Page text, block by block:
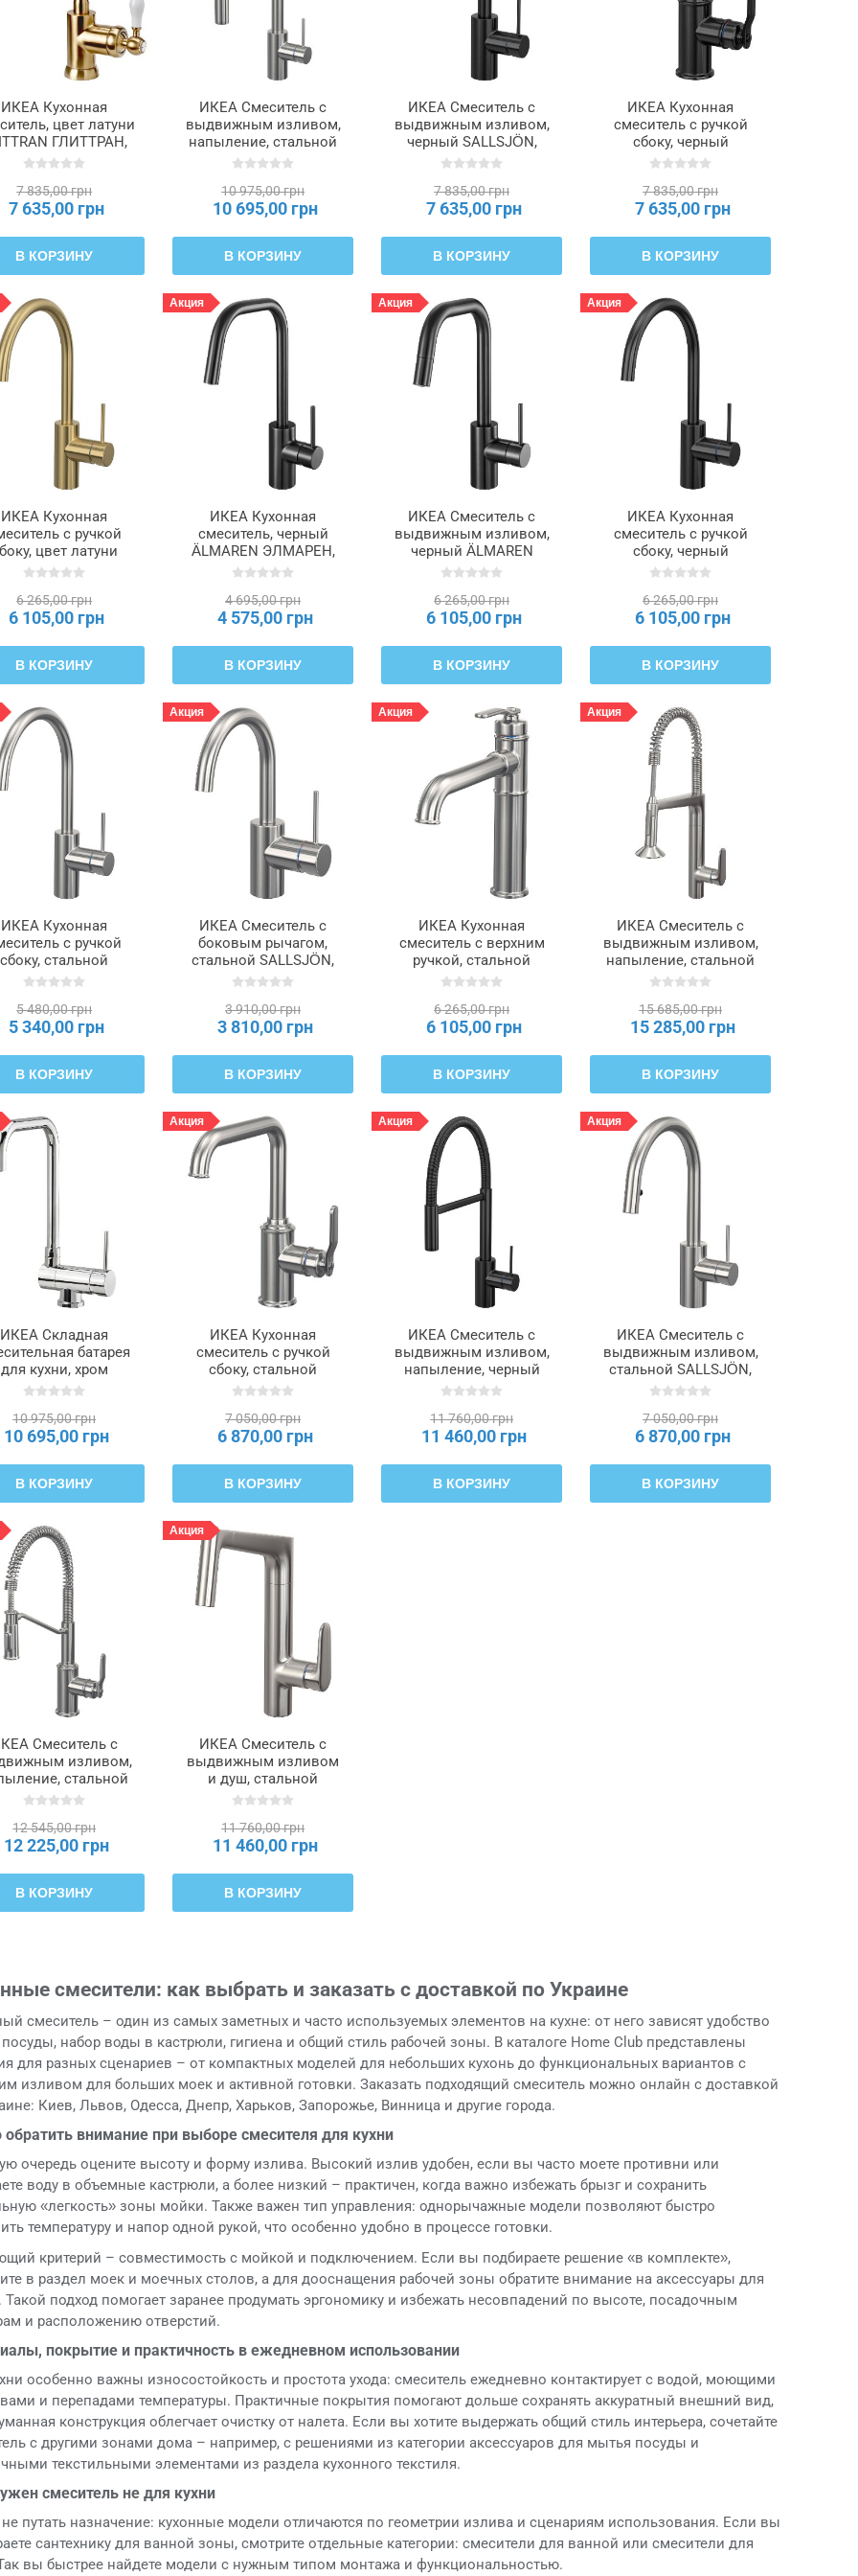
ИКЕА Кухонная
цвет латуни
ГЛИТТРАН,
104.685.11
7 835,00 грн
7 635,00 грн
В КОРЗИНУ
ИКЕА Смеситель с
выдвижным изливом,
напыление, стальной
SALLSJÖN, 506.045.59
10 975,00 грн
10 695,00 грн
В КОРЗИНУ
ИКЕА Смеситель с
выдвижным изливом,
черный SALLSJÖN,
706.089.38
7 835,00 грн
7 635,00 грн
В КОРЗИНУ
ИКЕА Кухонная
смеситель с ручкой
сбоку, черный
TAKSJÖN, 506.045.64
7 835,00 грн
7 635,00 грн
В КОРЗИНУ
ИКЕА Кухонная
с ручкой
цвет латуни
906.045.57
6 265,00 грн
6 105,00 грн
В КОРЗИНУ
Акция
ИКЕА Кухонная
смеситель, черный
ÄLMAREN ЭЛМАРЕН,
006.035.00
4 695,00 грн
4 575,00 грн
В КОРЗИНУ
Акция
ИКЕА Смеситель с
выдвижным изливом,
черный ÄLMAREN
ЭЛМАРЕН, 506.034.99
6 265,00 грн
6 105,00 грн
В КОРЗИНУ
Акция
ИКЕА Кухонная
смеситель с ручкой
сбоку, черный
SALLSJÖN, 106.045.56
6 265,00 грн
6 105,00 грн
В КОРЗИНУ
ИКЕА Кухонная
с ручкой
сбоку, стальной
706.009.04
5 480,00 грн
5 340,00 грн
В КОРЗИНУ
Акция
ИКЕА Смеситель с
боковым рычагом,
стальной SALLSJÖN,
906.020.25
3 910,00 грн
3 810,00 грн
В КОРЗИНУ
Акция
ИКЕА Кухонная
смеситель с верхним
ручкой, стальной
TAKSJÖN, 006.023.03
6 265,00 грн
6 105,00 грн
В КОРЗИНУ
Акция
ИКЕА Смеситель с
выдвижным изливом,
напыление, стальной
MAJSJÖN, 506.019.14
15 685,00 грн
15 285,00 грн
В КОРЗИНУ
ИКЕА Складная
батарея
для кухни, хром
504.280.71
10 975,00 грн
10 695,00 грн
В КОРЗИНУ
Акция
ИКЕА Кухонная
смеситель с ручкой
сбоку, стальной
TAKSJÖN, 806.023.04
7 050,00 грн
6 870,00 грн
В КОРЗИНУ
Акция
ИКЕА Смеситель с
выдвижным изливом,
напыление, черный
SALLSJÖN, 506.020.27
11 760,00 грн
11 460,00 грн
В КОРЗИНУ
Акция
ИКЕА Смеситель с
выдвижным изливом,
стальной SALLSJÖN,
906.089.37
7 050,00 грн
6 870,00 грн
В КОРЗИНУ
Смеситель с
изливом,
стальной
506.023.05
12 545,00 грн
12 225,00 грн
В КОРЗИНУ
Акция
ИКЕА Смеситель с
выдвижным изливом
и душ, стальной
MAJSJÖN, 706.019.13
11 760,00 грн
11 460,00 грн
В КОРЗИНУ
смесители: как выбрать и заказать с доставкой по Украине
смеситель – один из самых заметных и часто используемых элементов на кухне: от него зависят удобство
набор воды в кастрюли, гигиена и общий стиль рабочей зоны. В каталоге Home Club представлены
для разных сценариев – от компактных моделей для небольших кухонь до функциональных вариантов с
изливом для больших моек и активной готовки. Заказать подходящий смеситель можно онлайн с доставкой
Киев, Львов, Одесса, Днепр, Харьков, Запорожье, Винница и другие города.
обратить внимание при выборе смесителя для кухни
очередь оцените высоту и форму излива. Высокий излив удобен, если вы часто моете противни или
воду в объемные кастрюли, а более низкий – практичен, когда важно избежать брызг и сохранить
«легкость» зоны мойки. Также важен тип управления: однорычажные модели позволяют быстро
температуру и напор одной рукой, что особенно удобно в процессе готовки.
критерий – совместимость с мойкой и подключением. Если вы подбираете решение «в комплекте»,
в раздел моек и моечных столов, а для дооснащения рабочей зоны обратите внимание на аксессуары для
Такой подход помогает заранее продумать эргономику и избежать несовпадений по высоте, посадочным
и расположению отверстий.
покрытие и практичность в ежедневном использовании
особенно важны износостойкость и простота ухода: смеситель ежедневно контактирует с водой, моющими
и перепадами температуры. Практичные покрытия помогают дольше сохранять аккуратный внешний вид,
конструкция облегчает очистку от налета. Если вы хотите выдержать общий стиль интерьера, сочетайте
с другими зонами дома – например, с решениями из категории аксессуаров для мытья посуды и
текстильными элементами из раздела кухонного текстиля.
смеситель не для кухни
путать назначение: кухонные модели отличаются по геометрии излива и сценариям использования. Если вы
сантехнику для ванной зоны, смотрите отдельные категории: смесители для ванной или смесители для
вы быстрее найдете модели с нужным типом монтажа и функциональностью.